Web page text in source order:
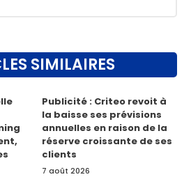
SIMILAIRES
Publicité : Criteo revoit à
la baisse ses prévisions
annuelles en raison de la
réserve croissante de ses
clients
7 août 2026